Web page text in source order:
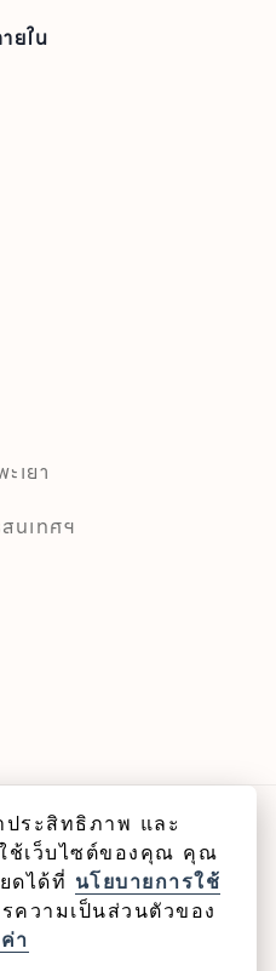
ยใน
เยา
นเทศฯ
มหาวิทยาลัยพะเยา
ประสิทธิภาพ และ
ช้เว็บไซต์ของคุณ คุณ
ดได้ที่ นโยบายการใช้
ความเป็นส่วนตัวของ
า